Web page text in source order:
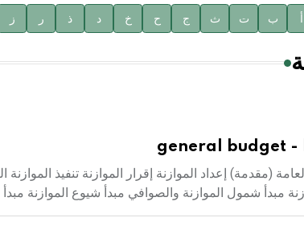
إياد خالد الطباع مدير عام لهيئة الموسوعة العربية
أ ب ت ث ج ح خ د ذ ر ز
general budget -
(مقدمة) إعداد الموازنة إقرار الموازنة تنفيذ
مبدأ شمول الموازنة والصوافي مبدأ شيوع الموازنة